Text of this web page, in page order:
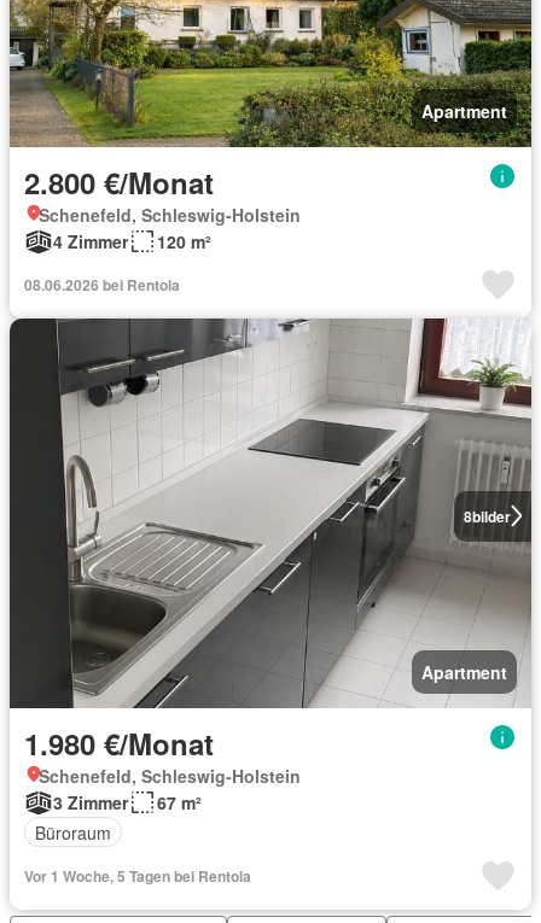
Apartment
2.800 €/Monat
Schenefeld, Schleswig-Holstein
4 Zimmer
120 m²
08.06.2026 bei Rentola
8bilder
Apartment
1.980 €/Monat
Schenefeld, Schleswig-Holstein
3 Zimmer
67 m²
Büroraum
Vor 1 Woche, 5 Tagen bei Rentola